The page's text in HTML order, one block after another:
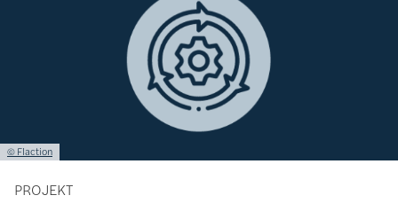
Lizenzinformationen einschließlich Urheberrecht
© Flaction
PROJEKT